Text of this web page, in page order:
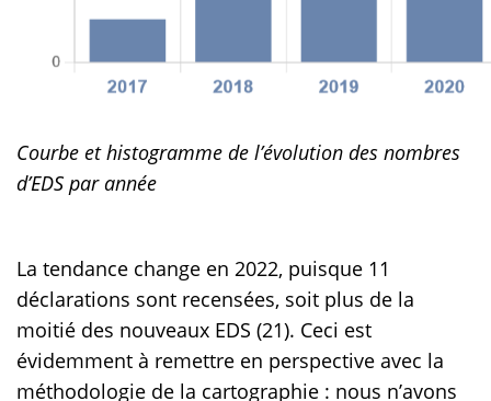
Courbe et histogramme de l’évolution des nombres
d’EDS par année
La tendance change en 2022, puisque 11
déclarations sont recensées, soit plus de la
moitié des nouveaux EDS (21). Ceci est
évidemment à remettre en perspective avec la
méthodologie de la cartographie : nous n’avons